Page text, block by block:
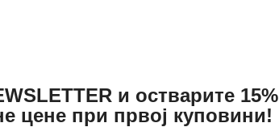
и остварите 15%
цене при првој куповини!